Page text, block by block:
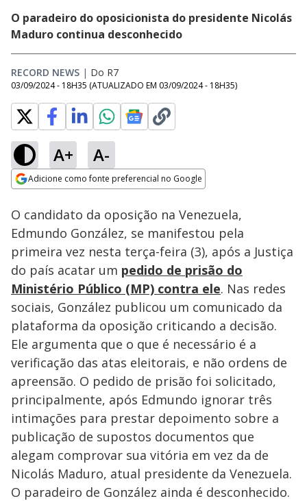
O paradeiro do oposicionista do presidente Nicolás
Maduro continua desconhecido
RECORD NEWS | Do R7
03/09/2024 - 18H35 (ATUALIZADO EM 03/09/2024 - 18H35)
A+ A-
Adicione como fonte preferencial no Google
Ativar
100.00%
O candidato da oposição na Venezuela,
Edmundo González, se manifestou pela
primeira vez nesta terça-feira (3), após a Justiça
do país acatar um pedido de prisão do
Ministério Público (MP) contra ele. Nas redes
sociais, González publicou um comunicado da
plataforma da oposição criticando a decisão.
Ele argumenta que o que é necessário é a
verificação das atas eleitorais, e não ordens de
apreensão. O pedido de prisão foi solicitado,
principalmente, após Edmundo ignorar três
intimações para prestar depoimento sobre a
publicação de supostos documentos que
alegam comprovar sua vitória em vez da de
Nicolás Maduro, atual presidente da Venezuela.
O paradeiro de González ainda é desconhecido.